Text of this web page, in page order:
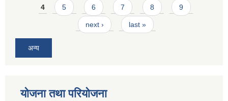
4 5 6 7 8 9
next › last »
अन्य
योजना तथा परियोजना